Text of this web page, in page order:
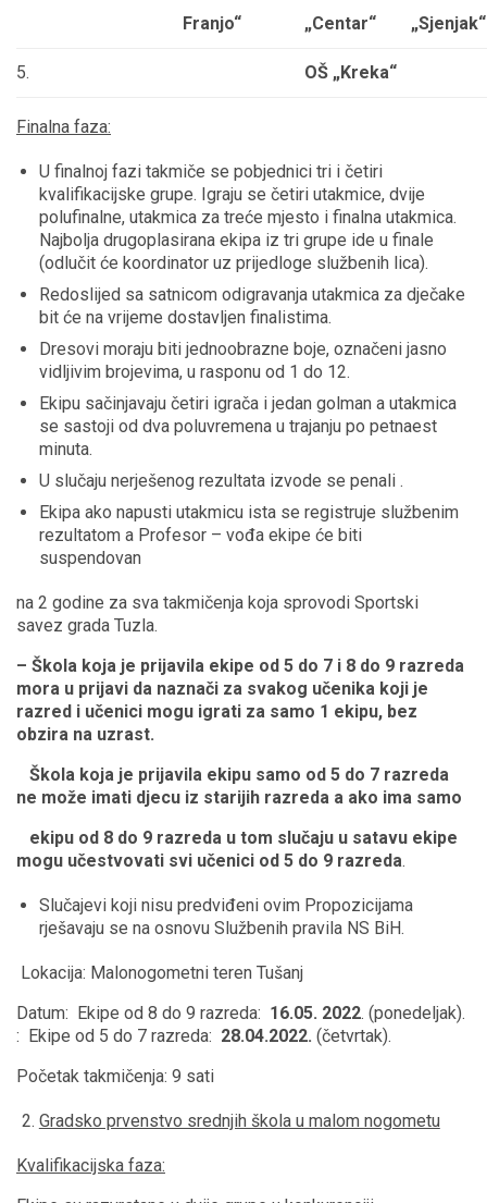
Franjo“
„Centar“
5. OŠ „Kreka“
Finalna faza:
U finalnoj fazi takmiče se pobjednici tri i četiri
kvalifikacijske grupe. Igraju se četiri utakmice, dvije
polufinalne, utakmica za treće mjesto i finalna utakmica.
Najbolja drugoplasirana ekipa iz tri grupe ide u finale
(odlučit će koordinator uz prijedloge službenih lica).
Redoslijed sa satnicom odigravanja utakmica za dječake
bit će na vrijeme dostavljen finalistima.
Dresovi moraju biti jednoobrazne boje, označeni jasno
vidljivim brojevima, u rasponu od 1 do 12.
Ekipu sačinjavaju četiri igrača i jedan golman a utakmica
se sastoji od dva poluvremena u trajanju po petnaest
minuta.
U slučaju nerješenog rezultata izvode se penali .
Ekipa ako napusti utakmicu ista se registruje službenim
rezultatom a Profesor – vođa ekipe će biti
suspendovan
na 2 godine za sva takmičenja koja sprovodi Sportski
savez grada Tuzla.
– Škola koja je prijavila ekipe od 5 do 7 i 8 do 9 razreda
mora u prijavi da naznači za svakog učenika koji je
razred i učenici mogu igrati za samo 1 ekipu, bez
obzira na uzrast.
Škola koja je prijavila ekipu samo od 5 do 7 razreda
ne može imati djecu iz starijih razreda a ako ima samo
ekipu od 8 do 9 razreda u tom slučaju u satavu ekipe
mogu učestvovati svi učenici od 5 do 9 razreda.
Slučajevi koji nisu predviđeni ovim Propozicijama
rješavaju se na osnovu Službenih pravila NS BiH.
Lokacija: Malonogometni teren Tušanj
Datum: Ekipe od 8 do 9 razreda: 16.05. 2022. (ponedeljak).
: Ekipe od 5 do 7 razreda: 28.04.2022. (četvrtak).
Početak takmičenja: 9 sati
Gradsko prvenstvo srednjih škola u malom nogometu
Kvalifikacijska faza: